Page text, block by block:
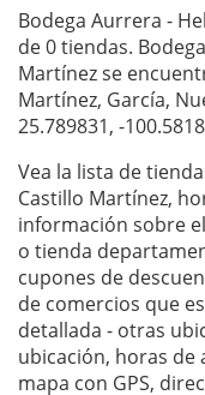
Bodega Aurrera -
de 0 tiendas.
Martínez se
Martínez, García,
25.789831, -
Vea la lista de
Castillo Martínez,
información sobre
o tienda
cupones de
de comercios que
detallada - otras
ubicación, horas
mapa con GPS,